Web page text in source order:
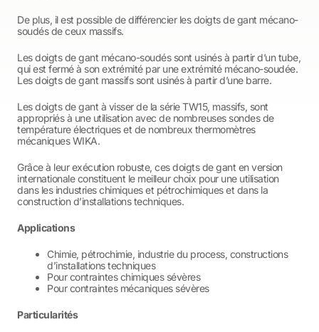
De plus, il est possible de différencier les doigts de gant mécano-
soudés de ceux massifs.
Les doigts de gant mécano-soudés sont usinés à partir d’un tube,
qui est fermé à son extrémité par une extrémité mécano-soudée.
Les doigts de gant massifs sont usinés à partir d’une barre.
Les doigts de gant à visser de la série TW15, massifs, sont
appropriés à une utilisation avec de nombreuses sondes de
température électriques et de nombreux thermomètres
mécaniques WIKA.
Grâce à leur exécution robuste, ces doigts de gant en version
internationale constituent le meilleur choix pour une utilisation
dans les industries chimiques et pétrochimiques et dans la
construction d’installations techniques.
Applications
Chimie, pétrochimie, industrie du process, constructions
d’installations techniques
Pour contraintes chimiques sévères
Pour contraintes mécaniques sévères
Particularités